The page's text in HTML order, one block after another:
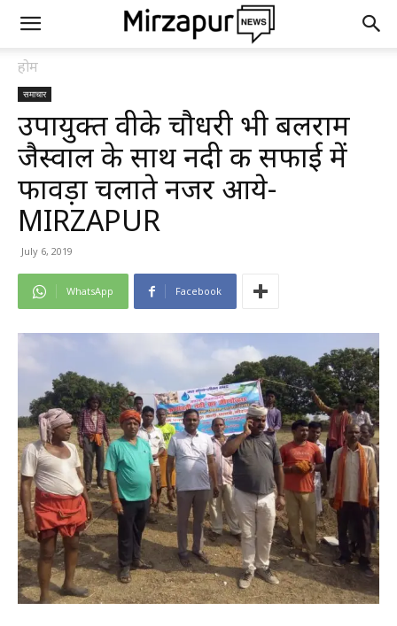
होम
समाचार
उपायुक्त वीके चौधरी भी बलराम
जैस्वाल के साथ नदी की सफाई में
फावड़ा चलाते नजर आये-
MIRZAPUR
July 6, 2019
WhatsApp Facebook